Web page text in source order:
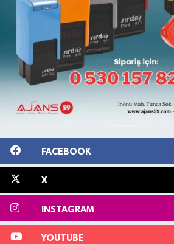
FACEBOOK
X
INSTAGRAM
YOUTUBE